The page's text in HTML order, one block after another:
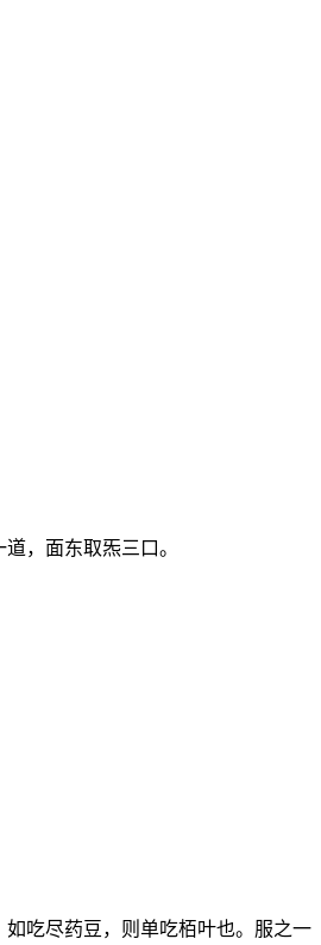
，面东取炁三口。
吃尽药豆，则单吃栢叶也。服之一